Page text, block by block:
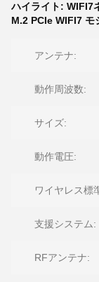
ハイライト: WIFI7
M.2 PCIe WIFI7 モ
アンテナ:
動作周波数:
サイズ:
動作電圧:
ワイヤレス標
支援システム:
RFアンテナ: